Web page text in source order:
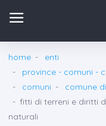
home
enti
province - comuni -
comuni
comune
fitti di terreni e diritti
naturali